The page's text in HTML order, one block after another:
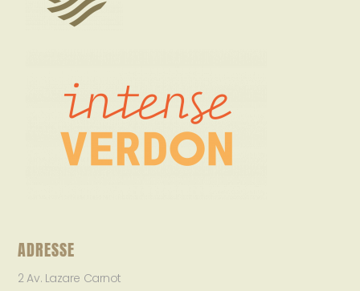
ADRESSE
2 Av. Lazare Carnot